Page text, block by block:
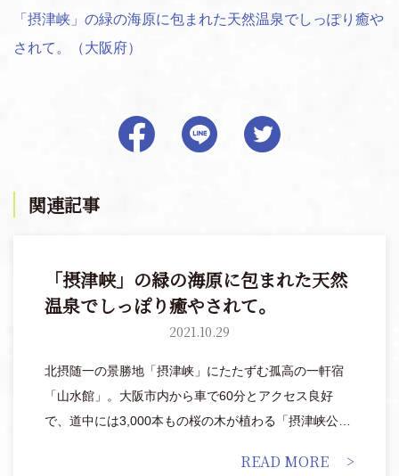
「摂津峡」の緑の海原に包まれた天然温泉でしっぽり癒や
されて。（大阪府）
関連記事
「摂津峡」の緑の海原に包まれた天然
温泉でしっぽり癒やされて。
2021.10.29
北摂随一の景勝地「摂津峡」にたたずむ孤高の一軒宿
「山水館」。大阪市内から車で60分とアクセス良好
で、道中には3,000本もの桜の木が植わる「摂津峡公
季折々の絶景が出迎えてくれます。「山水館」には、
READ MORE